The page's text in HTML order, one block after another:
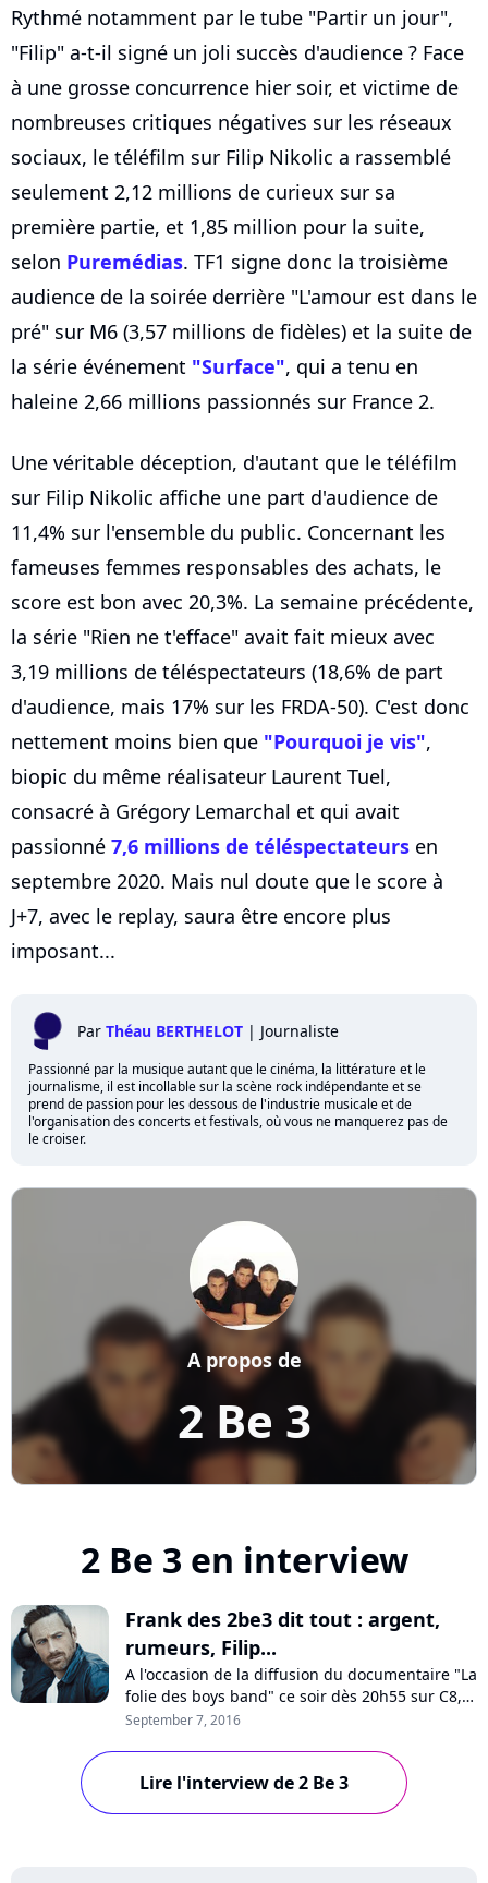
Rythmé notamment par le tube "Partir un jour",
"Filip" a-t-il signé un joli succès d'audience ? Face
à une grosse concurrence hier soir, et victime de
nombreuses critiques négatives sur les réseaux
sociaux, le téléfilm sur Filip Nikolic a rassemblé
seulement 2,12 millions de curieux sur sa
première partie, et 1,85 million pour la suite,
selon Puremédias. TF1 signe donc la troisième
audience de la soirée derrière "L'amour est dans le
pré" sur M6 (3,57 millions de fidèles) et la suite de
la série événement "Surface", qui a tenu en
haleine 2,66 millions passionnés sur France 2.
Une véritable déception, d'autant que le téléfilm
sur Filip Nikolic affiche une part d'audience de
11,4% sur l'ensemble du public. Concernant les
fameuses femmes responsables des achats, le
score est bon avec 20,3%. La semaine précédente,
la série "Rien ne t'efface" avait fait mieux avec
3,19 millions de téléspectateurs (18,6% de part
d'audience, mais 17% sur les FRDA-50). C'est donc
nettement moins bien que "Pourquoi je vis",
biopic du même réalisateur Laurent Tuel,
consacré à Grégory Lemarchal et qui avait
passionné 7,6 millions de téléspectateurs en
septembre 2020. Mais nul doute que le score à
J+7, avec le replay, saura être encore plus
imposant...
Par Théau BERTHELOT | Journaliste
Passionné par la musique autant que le cinéma, la littérature et le
journalisme, il est incollable sur la scène rock indépendante et se
prend de passion pour les dessous de l'industrie musicale et de
l'organisation des concerts et festivals, où vous ne manquerez pas de
le croiser.
2 Be 3
A propos de
2 Be 3 en interview
Frank des 2be3 dit tout : argent,
rumeurs, Filip...
A l'occasion de la diffusion du documentaire "La
folie des boys band" ce soir dès 20h55 sur C8,
Frank Delay, ancien membre des 2be3, a
Charts. L'artiste dit tout sur la folie des années
boys band, l'argent, les tensions au sein du
September 7, 2016
Lire l'interview de 2 Be 3